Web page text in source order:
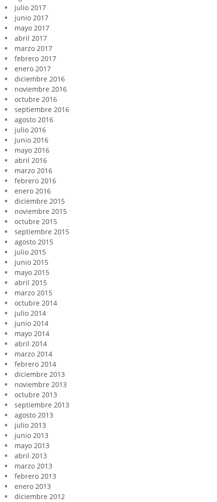
julio 2017
junio 2017
mayo 2017
abril 2017
marzo 2017
febrero 2017
enero 2017
diciembre 2016
noviembre 2016
octubre 2016
septiembre 2016
agosto 2016
julio 2016
junio 2016
mayo 2016
abril 2016
marzo 2016
febrero 2016
enero 2016
diciembre 2015
noviembre 2015
octubre 2015
septiembre 2015
agosto 2015
julio 2015
junio 2015
mayo 2015
abril 2015
marzo 2015
octubre 2014
julio 2014
junio 2014
mayo 2014
abril 2014
marzo 2014
febrero 2014
diciembre 2013
noviembre 2013
octubre 2013
septiembre 2013
agosto 2013
julio 2013
junio 2013
mayo 2013
abril 2013
marzo 2013
febrero 2013
enero 2013
diciembre 2012